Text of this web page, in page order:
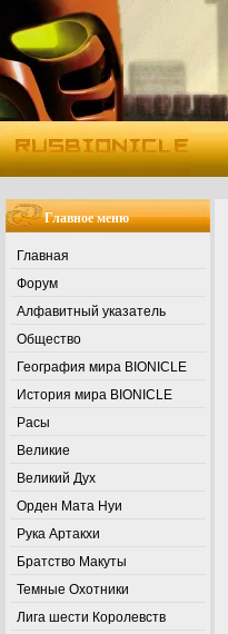
Главное меню
Главная
Форум
Алфавитный указатель
Общество
География мира BIONICLE
История мира BIONICLE
Расы
Великие
Великий Дух
Орден Мата Нуи
Рука Артакхи
Братство Макуты
Темные Охотники
Лига шести Королевств